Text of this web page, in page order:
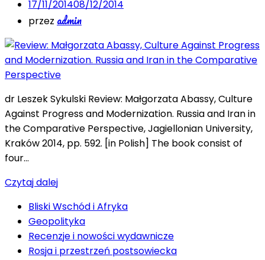
17/11/201408/12/2014
przez admin
dr Leszek Sykulski Review: Małgorzata Abassy, Culture
Against Progress and Modernization. Russia and Iran in
the Comparative Perspective, Jagiellonian University,
Kraków 2014, pp. 592. [in Polish] The book consist of
four…
Czytaj dalej
Bliski Wschód i Afryka
Geopolityka
Recenzje i nowości wydawnicze
Rosja i przestrzeń postsowiecka